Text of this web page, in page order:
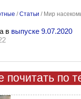
/Статьи / Мир
в выпуске 9.07.2020
почитать по